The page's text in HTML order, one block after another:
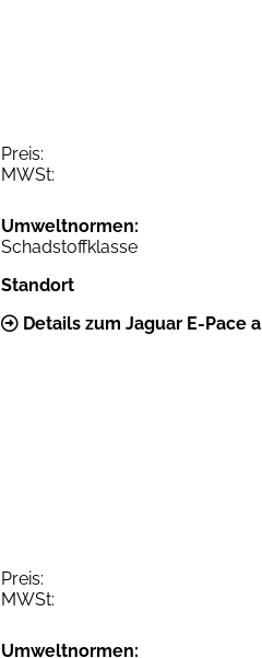
Preis:
MWSt:
Umweltnormen:
Schadstoffklasse
Standort
Details zum Jaguar E-Pace
Preis:
MWSt:
Umweltnormen: